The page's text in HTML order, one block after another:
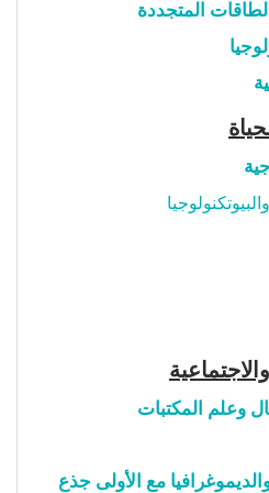
المتجددة
وعلم المكتبات
مع الأولى جذع